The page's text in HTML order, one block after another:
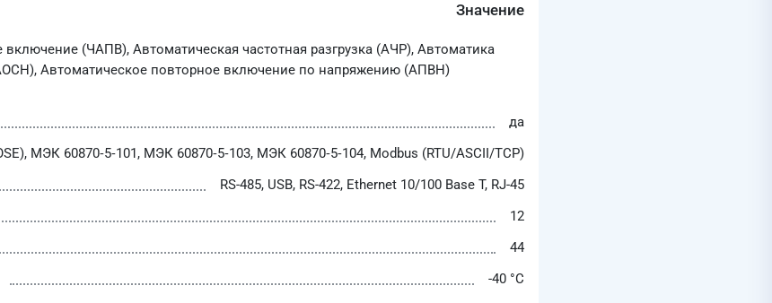
Значение
(ЧАПВ), Автоматическая частотная разгрузка (АЧР), Автоматика
Автоматическое повторное включение по напряжению (АПВН)
да
МЭК 60870‑5‑101, МЭК 60870‑5‑103, МЭК 60870‑5‑104, Modbus (RTU/ASCII/TCP)
RS-485, USB, RS-422, Ethernet 10/100 Base T, RJ-45
12
44
-40 °C